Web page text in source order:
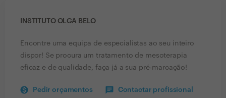
INSTITUTO OLGA BELO
Encontre uma equipa de especialistas ao seu inteiro
dispor! Se procura um tratamento de mesoterapia
eficaz e de qualidade, faça já a sua pré-marcação!
Pedir orçamentos Contactar profissional